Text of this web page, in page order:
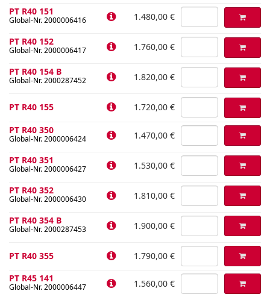
PT R40 151
Global-Nr. 2000006416 1.480,00 €
PT R40 152
Global-Nr. 2000006417 1.760,00 €
PT R40 154 B
Global-Nr. 2000287452 1.820,00 €
PT R40 155
1.720,00 €
PT R40 350
Global-Nr. 2000006424 1.470,00 €
PT R40 351
Global-Nr. 2000006427 1.530,00 €
PT R40 352
Global-Nr. 2000006430 1.810,00 €
PT R40 354 B
Global-Nr. 2000287453 1.900,00 €
PT R40 355
1.790,00 €
PT R45 141
Global-Nr. 2000006447 1.560,00 €